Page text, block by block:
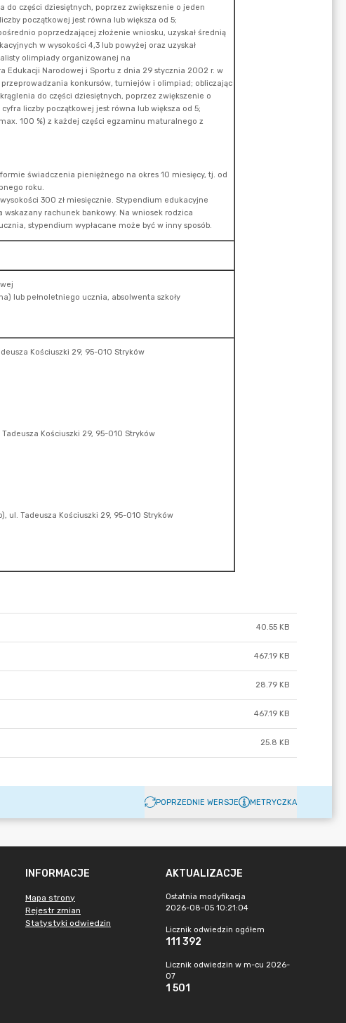
40.55 KB
467.19 KB
28.79 KB
467.19 KB
25.8 KB
POPRZEDNIE WERSJE METRYCZKA
INFORMACJE
Mapa strony
Rejestr zmian
Statystyki odwiedzin
AKTUALIZACJE
Ostatnia modyfikacja
2026-08-05 10:21:04
Licznik odwiedzin ogółem
111 392
Licznik odwiedzin w m-cu 2026-
07
1 501